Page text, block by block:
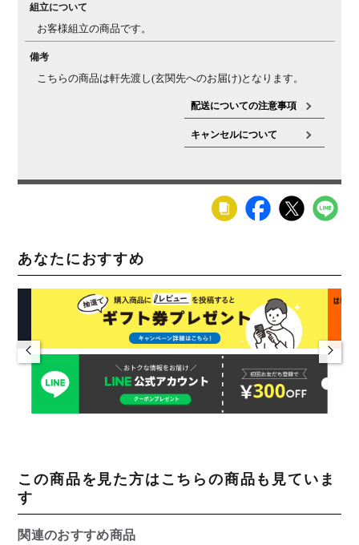
組立について
お客様組立の商品です。
備考
こちらの商品は軒先渡し(玄関先へのお届け)となります。
配送についての注意事項
キャンセルについて
あなたにおすすめ
この商品を見た方はこちらの商品も見ていま
す
関連のおすすめ商品